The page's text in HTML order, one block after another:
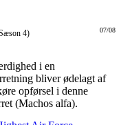
07/08
4)
i en
bliver ødelagt af
opførsel i denne
(Machos alfa).